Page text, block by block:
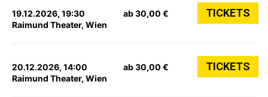
19.12.2026, 19:30
Raimund Theater, Wien
ab 30,00 € TICKETS
20.12.2026, 14:00
Raimund Theater, Wien
ab 30,00 € TICKETS